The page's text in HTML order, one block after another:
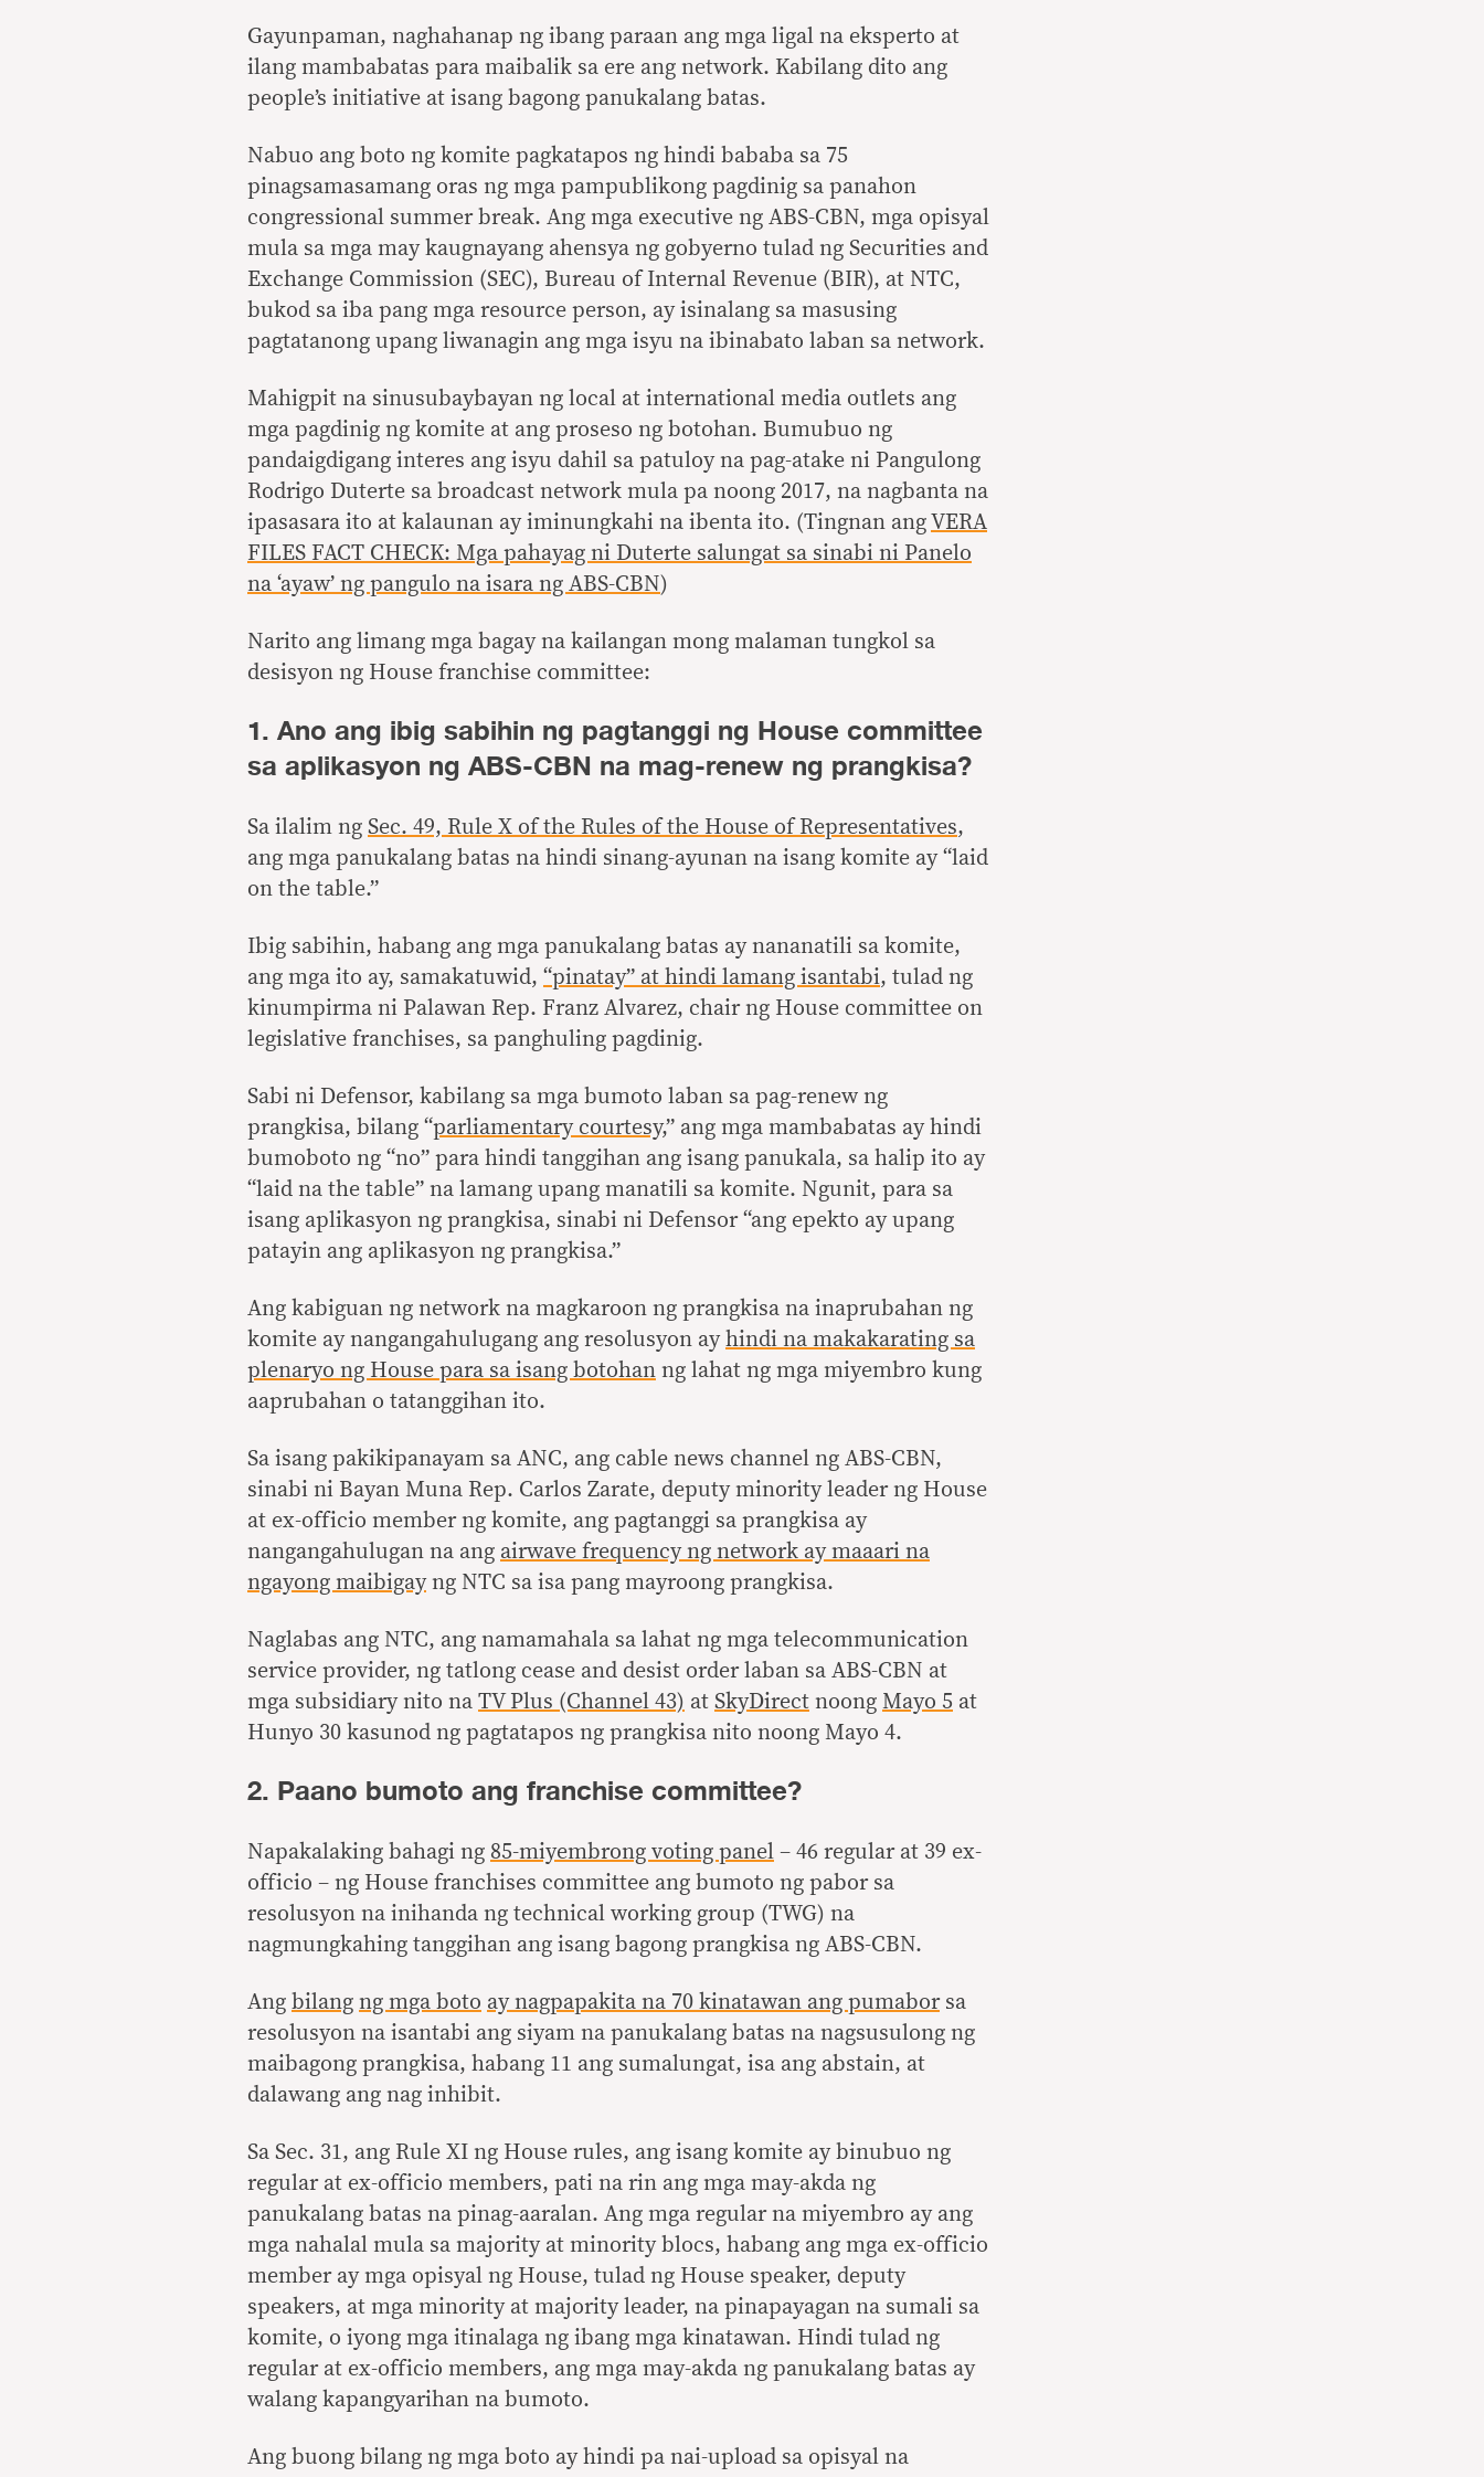
Gayunpaman, naghahanap ng ibang paraan ang mga ligal na eksperto at
ilang mambabatas para maibalik sa ere ang network. Kabilang dito ang
people’s initiative at isang bagong panukalang batas.
Nabuo ang boto ng komite pagkatapos ng hindi bababa sa 75
pinagsamasamang oras ng mga pampublikong pagdinig sa panahon
congressional summer break. Ang mga executive ng ABS-CBN, mga opisyal
mula sa mga may kaugnayang ahensya ng gobyerno tulad ng Securities and
Exchange Commission (SEC), Bureau of Internal Revenue (BIR), at NTC,
bukod sa iba pang mga resource person, ay isinalang sa masusing
pagtatanong upang liwanagin ang mga isyu na ibinabato laban sa network.
Mahigpit na sinusubaybayan ng local at international media outlets ang
mga pagdinig ng komite at ang proseso ng botohan. Bumubuo ng
pandaigdigang interes ang isyu dahil sa patuloy na pag-atake ni Pangulong
Rodrigo Duterte sa broadcast network mula pa noong 2017, na nagbanta na
ipasasara ito at kalaunan ay iminungkahi na ibenta ito. (Tingnan ang VERA
FILES FACT CHECK: Mga pahayag ni Duterte salungat sa sinabi ni Panelo
na ‘ayaw’ ng pangulo na isara ng ABS-CBN )
Narito ang limang mga bagay na kailangan mong malaman tungkol sa
desisyon ng House franchise committee:
1. Ano ang ibig sabihin ng pagtanggi ng House committee
sa aplikasyon ng ABS-CBN na mag-renew ng prangkisa?
Sa ilalim ng Sec. 49, Rule X of the Rules of the House of Representatives,
ang mga panukalang batas na hindi sinang-ayunan na isang komite ay “laid
on the table.”
Ibig sabihin, habang ang mga panukalang batas ay nananatili sa komite,
ang mga ito ay, samakatuwid, “pinatay” at hindi lamang isantabi, tulad ng
kinumpirma ni Palawan Rep. Franz Alvarez, chair ng House committee on
legislative franchises, sa panghuling pagdinig.
Sabi ni Defensor, kabilang sa mga bumoto laban sa pag-renew ng
prangkisa, bilang “parliamentary courtesy,” ang mga mambabatas ay hindi
bumoboto ng “no” para hindi tanggihan ang isang panukala, sa halip ito ay
“laid na the table” na lamang upang manatili sa komite. Ngunit, para sa
isang aplikasyon ng prangkisa, sinabi ni Defensor “ang epekto ay upang
patayin ang aplikasyon ng prangkisa.”
Ang kabiguan ng network na magkaroon ng prangkisa na inaprubahan ng
komite ay nangangahulugang ang resolusyon ay hindi na makakarating sa
plenaryo ng House para sa isang botohan ng lahat ng mga miyembro kung
aaprubahan o tatanggihan ito.
Sa isang pakikipanayam sa ANC, ang cable news channel ng ABS-CBN,
sinabi ni Bayan Muna Rep. Carlos Zarate, deputy minority leader ng House
at ex-officio member ng komite, ang pagtanggi sa prangkisa ay
nangangahulugan na ang airwave frequency ng network ay maaari na
ngayong maibigayng NTC sa isa pang mayroong prangkisa.
Naglabas ang NTC, ang namamahala sa lahat ng mga telecommunication
service provider, ng tatlong cease and desist order laban sa ABS-CBN at
mga subsidiary nito na TV Plus (Channel 43) at SkyDirect noong Mayo 5 at
Hunyo 30 kasunod ng pagtatapos ng prangkisa nito noong Mayo 4.
2. Paano bumoto ang franchise committee?
Napakalaking bahagi ng 85-miyembrong voting panel – 46 regular at 39 ex-
officio – ng House franchises committee ang bumoto ng pabor sa
resolusyon na inihanda ng technical working group (TWG) na
nagmungkahing tanggihan ang isang bagong prangkisa ng ABS-CBN.
Ang bilang ng mga boto ay nagpapakita na 70 kinatawan ang pumaborsa
resolusyon na isantabi ang siyam na panukalang batas na nagsusulong ng
maibagong prangkisa, habang 11 ang sumalungat, isa ang abstain, at
dalawang ang nag inhibit.
Sa Sec. 31, ang Rule XI ng House rules, ang isang komite ay binubuo ng
regular at ex-officio members, pati na rin ang mga may-akda ng
panukalang batas na pinag-aaralan. Ang mga regular na miyembro ay ang
mga nahalal mula sa majority at minority blocs, habang ang mga ex-officio
member ay mga opisyal ng House, tulad ng House speaker, deputy
speakers, at mga minority at majority leader, na pinapayagan na sumali sa
komite, o iyong mga itinalaga ng ibang mga kinatawan. Hindi tulad ng
regular at ex-officio members, ang mga may-akda ng panukalang batas ay
walang kapangyarihan na bumoto.
Ang buong bilang ng mga boto ay hindi pa nai-upload sa opisyal na